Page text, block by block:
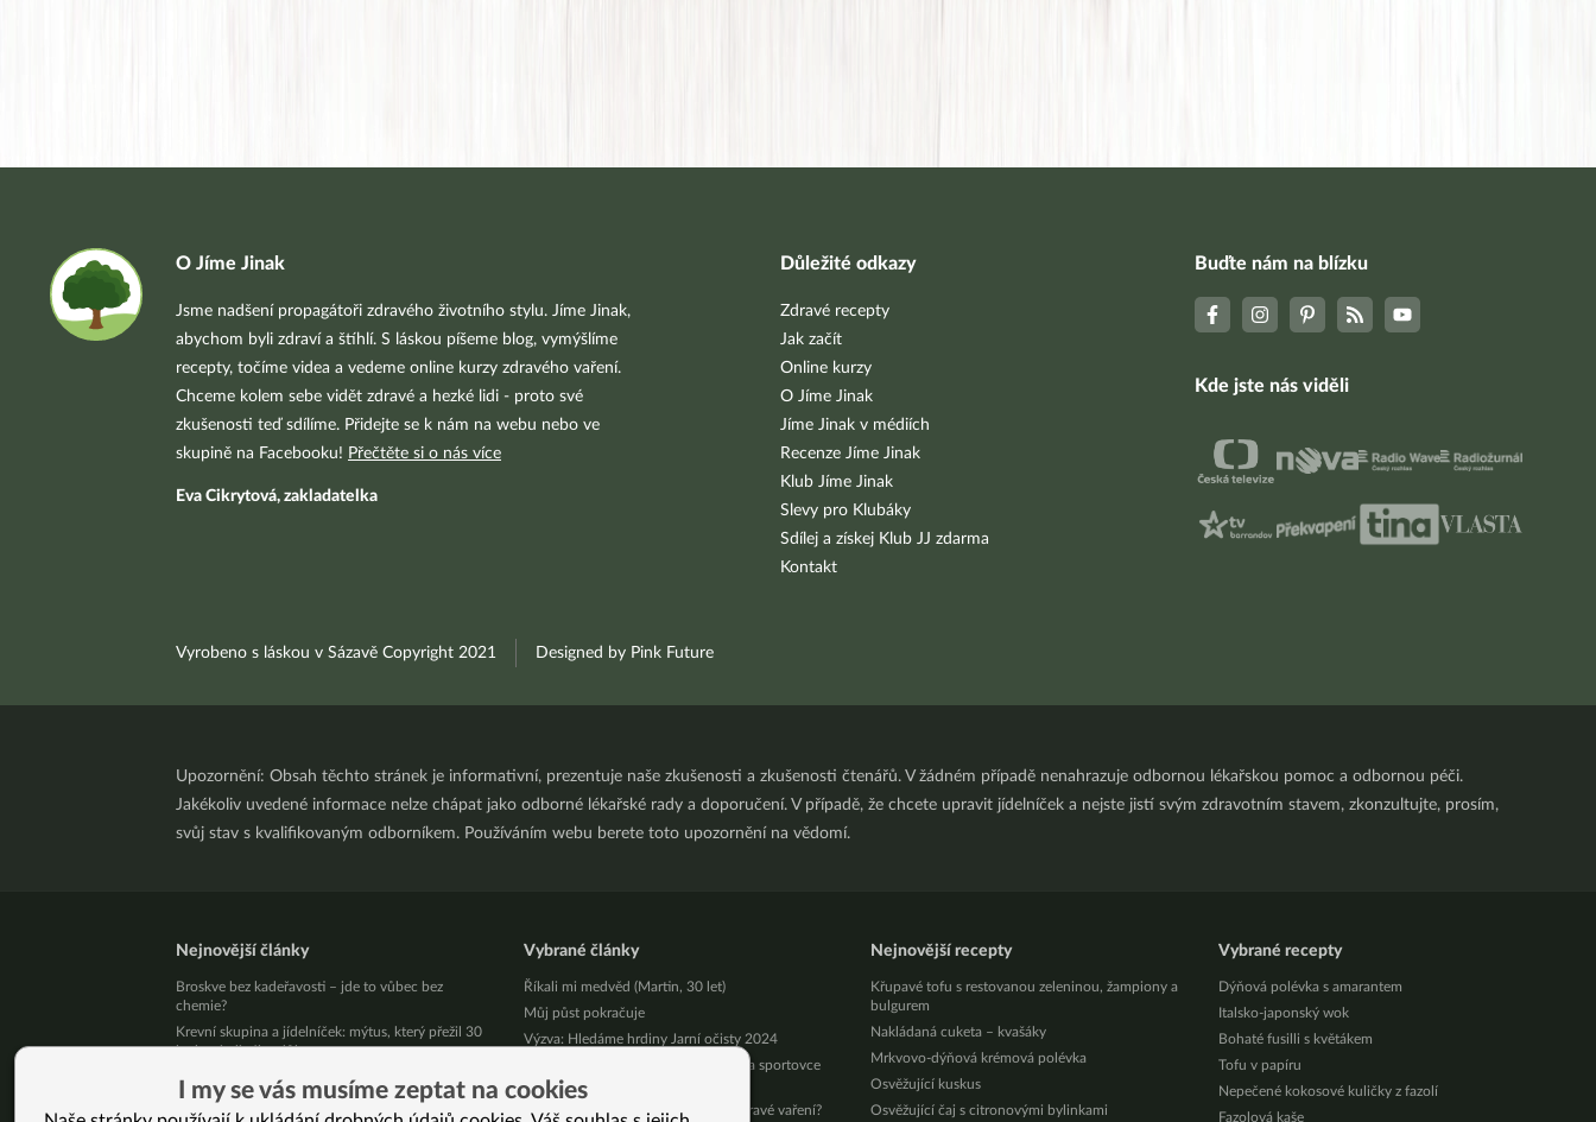
O Jíme Jinak
Jsme nadšení propagátoři zdravého životního stylu. Jíme Jinak,
abychom byli zdraví a štíhlí. S láskou píšeme blog, vymýšlíme
recepty, točíme videa a vedeme online kurzy zdravého vaření.
Chceme kolem sebe vidět zdravé a hezké lidi - proto své
zkušenosti teď sdílíme. Přidejte se k nám na webu nebo ve
skupině na Facebooku! Přečtěte si o nás více
Eva Cikrytová, zakladatelka
Důležité odkazy
Zdravé recepty
Jak začít
Online kurzy
O Jíme Jinak
Jíme Jinak v médiích
Recenze Jíme Jinak
Klub Jíme Jinak
Slevy pro Klubáky
Sdílej a získej Klub JJ zdarma
Kontakt
Buďte nám na blízku
Kde jste nás viděli
Vyrobeno s láskou v Sázavě Copyright 2021 Designed by Pink Future
Upozornění: Obsah těchto stránek je informativní, prezentuje naše zkušenosti a zkušenosti čtenářů. V žádném případě nenahrazuje odbornou lékařskou pomoc a odbornou péči.
Jakékoliv uvedené informace nelze chápat jako odborné lékařské rady a doporučení. V případě, že chcete upravit jídelníček a nejste jistí svým zdravotním stavem, zkonzultujte, prosím,
svůj stav s kvalifikovaným odborníkem. Používáním webu berete toto upozornění na vědomí.
Nejnovější články
Broskve bez kadeřavosti – jde to vůbec bez
chemie?
Krevní skupina a jídelníček: mýtus, který přežil 30
let bez jediného důkazu
Léky mi snížili na minimum a štítná žláza se
zlepšila (Martina, 41 let)
Vybrané články
Říkali mi medvěd (Martin, 30 let)
Můj půst pokračuje
Výzva: Hledáme hrdiny Jarní očisty 2024
A pak že Jíme Jinak není pro chlapy a sportovce
(František, 44 let)
Sojové omáčky – jakou zvolit pro zdravé vaření?
Nejnovější recepty
Křupavé tofu s restovanou zeleninou, žampiony a
bulgurem
Nakládaná cuketa – kvašáky
Mrkvovo-dýňová krémová polévka
Osvěžující kuskus
Osvěžující čaj s citronovými bylinkami
Vybrané recepty
Dýňová polévka s amarantem
Italsko-japonský wok
Bohaté fusilli s květákem
Tofu v papíru
Nepečené kokosové kuličky z fazolí
Fazolová kaše
I my se vás musíme zeptat na cookies